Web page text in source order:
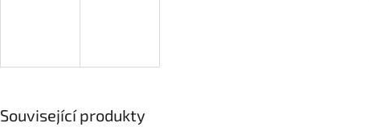
Související produkty